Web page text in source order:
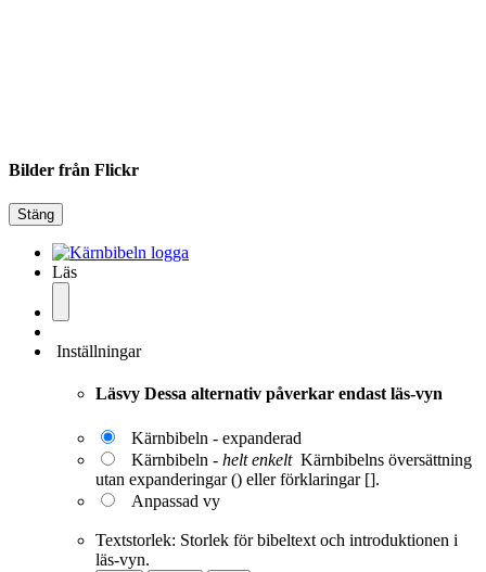
Bilder från Flickr
Stäng
Läs
Inställningar
Läsvy Dessa alternativ påverkar endast läs-vyn
Kärnbibeln - expanderad
Kärnbibeln - helt enkelt Kärnbibelns översättning
utan expanderingar () eller förklaringar [].
Anpassad vy
Textstorlek: Storlek för bibeltext och introduktionen i
läs-vyn.